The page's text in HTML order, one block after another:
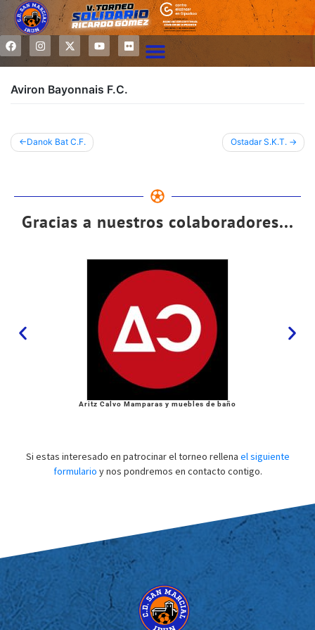
Aviron Bayonnais F.C.
Danok Bat C.F. Ostadar S.K.T.
Gracias a nuestros colaboradores...
Aritz Calvo Mamparas y muebles de baño
Si estas interesado en patrocinar el torneo rellena el siguiente
formulario y nos pondremos en contacto contigo.